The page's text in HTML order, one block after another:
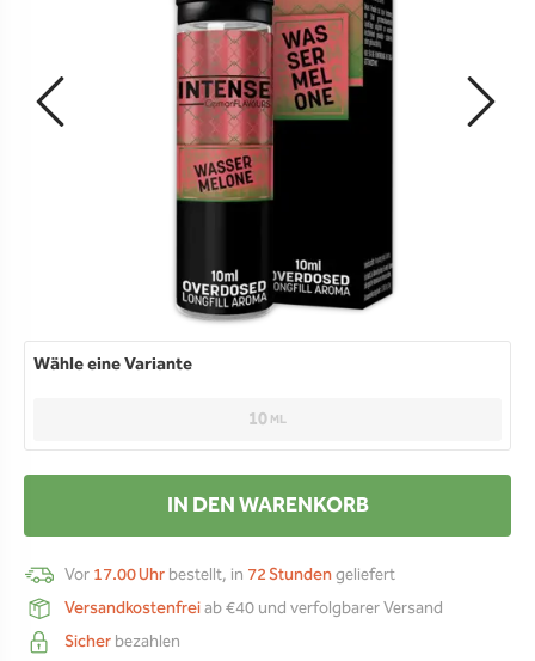
Wähle eine Variante
10ML
IN DEN WARENKORB
Vor17.00 Uhrbestellt, in 72 Stundengeliefert
Versandkostenfreiab €40 und verfolgbarer Versand
Sicherbezahlen